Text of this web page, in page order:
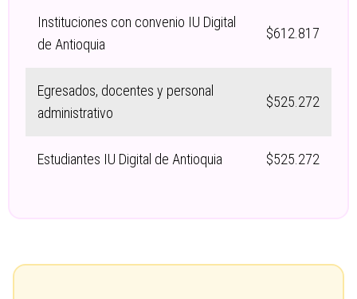
Instituciones con convenio IU Digital
de Antioquia
$612.817
Egresados, docentes y personal
administrativo
$525.272
Estudiantes IU Digital de Antioquia $525.272